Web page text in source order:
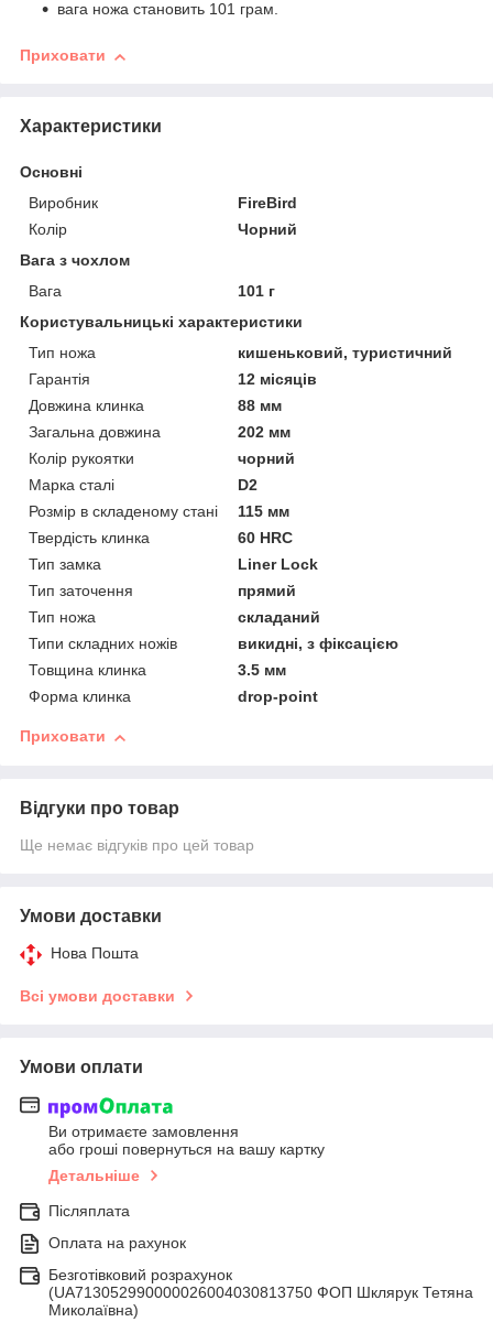
вага ножа становить 101 грам.
Приховати
Характеристики
Основні
Виробник
FireBird
Колір
Чорний
Вага з чохлом
Вага
101 г
Користувальницькі характеристики
Тип ножа
кишеньковий, туристичний
Гарантія
12 місяців
Довжина клинка
88 мм
Загальна довжина
202 мм
Колір рукоятки
чорний
Марка сталі
D2
Розмір в складеному стані
115 мм
Твердість клинка
60 HRC
Тип замка
Liner Lock
Тип заточення
прямий
Тип ножа
складаний
Типи складних ножів
викидні, з фіксацією
Товщина клинка
3.5 мм
Форма клинка
drop-point
Приховати
Відгуки про товар
Ще немає відгуків про цей товар
Умови доставки
Нова Пошта
Всі умови доставки
Умови оплати
Ви отримаєте замовлення
або гроші повернуться на вашу картку
Детальніше
Післяплата
Оплата на рахунок
Безготівковий розрахунок
(UA713052990000026004030813750 ФОП Шклярук Тетяна
Миколаївна)